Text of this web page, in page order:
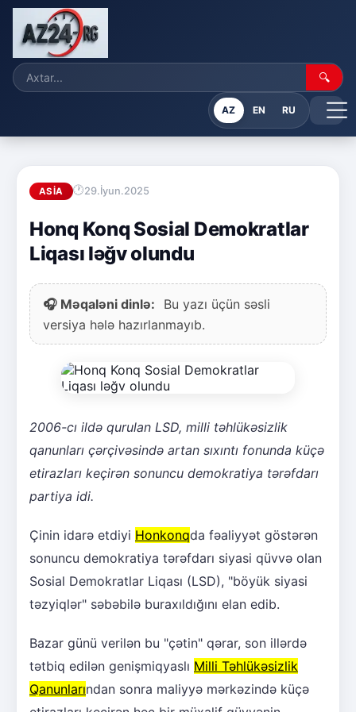
🔍
AZ EN RU
ASIA 29.İyun.2025
Honq Konq Sosial Demokratlar
Liqası ləğv olundu
🎧 Məqaləni dinlə:
Bu yazı üçün səsli
versiya hələ hazırlanmayıb.
2006-cı ildə qurulan LSD, milli təhlükəsizlik
qanunları çərçivəsində artan sıxıntı fonunda küçə
etirazları keçirən sonuncu demokratiya tərəfdarı
partiya idi.
Çinin idarə etdiyi Honkonqda fəaliyyət göstərən
sonuncu demokratiya tərəfdarı siyasi qüvvə olan
Sosial Demokratlar Liqası (LSD), "böyük siyasi
təzyiqlər" səbəbilə buraxıldığını elan edib.
Bazar günü verilən bu "çətin" qərar, son illərdə
tətbiq edilən genişmiqyaslı Milli Təhlükəsizlik
Qanunlarından sonra maliyyə mərkəzində küçə